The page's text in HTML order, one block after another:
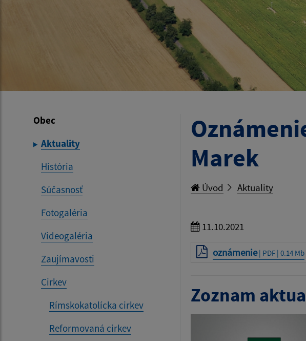
Obec
Aktuality
História
Súčasnosť
Fotogaléria
Videogaléria
Zaujímavosti
Cirkev
Rímskokatolícka cirkev
Reformovaná cirkev
Marek
Úvod Aktuality
11.10.2021
oznámenie| PDF | 0.14 Mb
Zoznam